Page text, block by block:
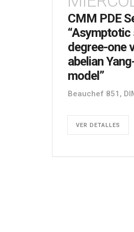
CMM PDE
degree-one
abelian
model”
Beauchef 851,
VER DETALLES